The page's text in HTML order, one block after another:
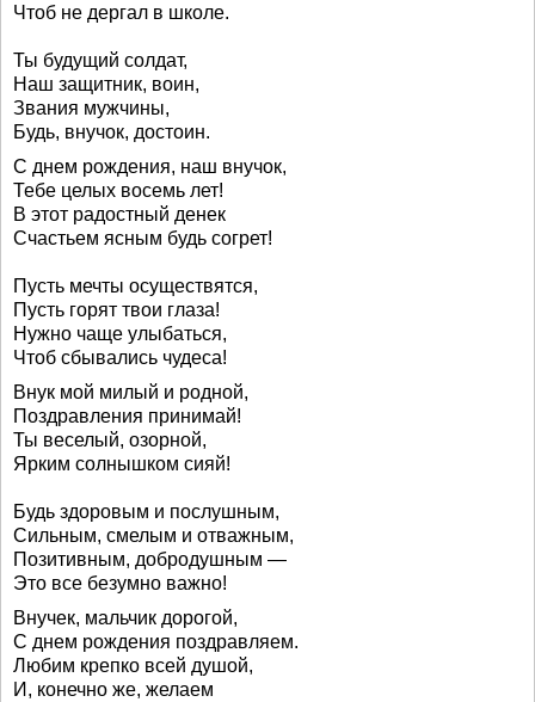
Чтоб не дергал в школе.
Ты будущий солдат,
Наш защитник, воин,
Звания мужчины,
Будь, внучок, достоин.
С днем рождения, наш внучок,
Тебе целых восемь лет!
В этот радостный денек
Счастьем ясным будь согрет!
Пусть мечты осуществятся,
Пусть горят твои глаза!
Нужно чаще улыбаться,
Чтоб сбывались чудеса!
Внук мой милый и родной,
Поздравления принимай!
Ты веселый, озорной,
Ярким солнышком сияй!
Будь здоровым и послушным,
Сильным, смелым и отважным,
Позитивным, добродушным —
Это все безумно важно!
Внучек, мальчик дорогой,
С днем рождения поздравляем.
Любим крепко всей душой,
И, конечно же, желаем